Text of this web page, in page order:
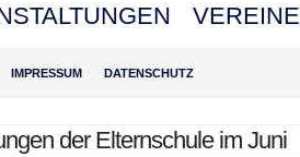
VEREINE
IMPRESSUM DATENSCHUTZ
der Elternschule im Juni